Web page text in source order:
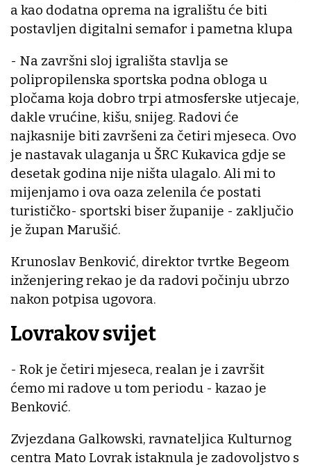
a kao dodatna oprema na igralištu će biti
postavljen digitalni semafor i pametna klupa
- Na završni sloj igrališta stavlja se
polipropilenska sportska podna obloga u
pločama koja dobro trpi atmosferske utjecaje,
dakle vrućine, kišu, snijeg. Radovi će
najkasnije biti završeni za četiri mjeseca. Ovo
je nastavak ulaganja u ŠRC Kukavica gdje se
desetak godina nije ništa ulagalo. Ali mi to
mijenjamo i ova oaza zelenila će postati
turističko- sportski biser županije - zaključio
je župan Marušić.
Krunoslav Benković, direktor tvrtke Begeom
inženjering rekao je da radovi počinju ubrzo
nakon potpisa ugovora.
Lovrakov svijet
- Rok je četiri mjeseca, realan je i završit
ćemo mi radove u tom periodu - kazao je
Benković.
Zvjezdana Galkowski, ravnateljica Kulturnog
centra Mato Lovrak istaknula je zadovoljstvo s